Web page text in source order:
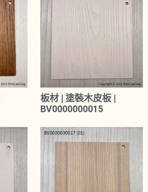
板材 | 塗裝木皮板 |
BV0000000015